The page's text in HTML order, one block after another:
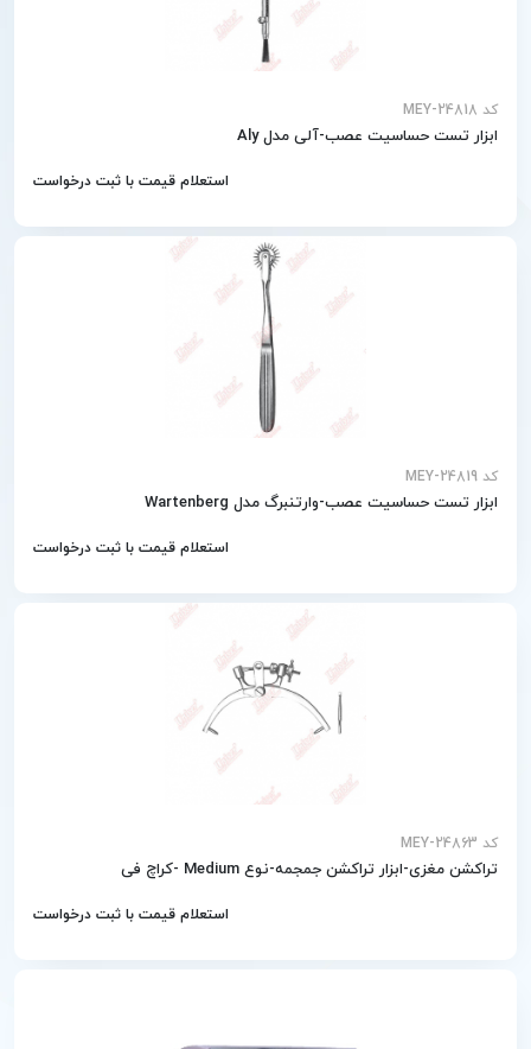
کد MEY-24818
ابزار تست حساسیت عصب-آلی مدل Aly
استعلام قیمت با ثبت درخواست
کد MEY-24819
ابزار تست حساسیت عصب-وارتنبرگ مدل Wartenberg
استعلام قیمت با ثبت درخواست
کد MEY-24863
تراکشن مغزی-ابزار تراکشن جمجمه-نوع Medium -کراچ فی
استعلام قیمت با ثبت درخواست